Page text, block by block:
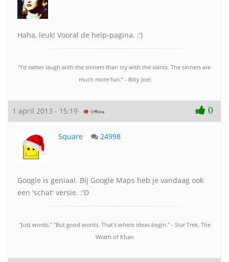
Haha, leuk! Vooral de help-pagina. :')
“I'd rather laugh with the sinners than cry with the saints. The sinners are
much more fun.” - Billy Joel
1 april 2013 - 15:19 0
Square 24998
Google is geniaal. Bij Google Maps heb je vandaag ook
een 'schat' versie. :'D
"Just words." "But good words. That's where ideas begin." - Star Trek, The
Wrath of Khan